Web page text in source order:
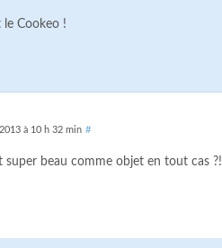
Cookeo !
à 10 h 32 min #
super beau comme objet en tout cas ?!